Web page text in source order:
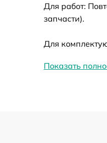
Замена
Для работ:
запчасти).
Для
Показать